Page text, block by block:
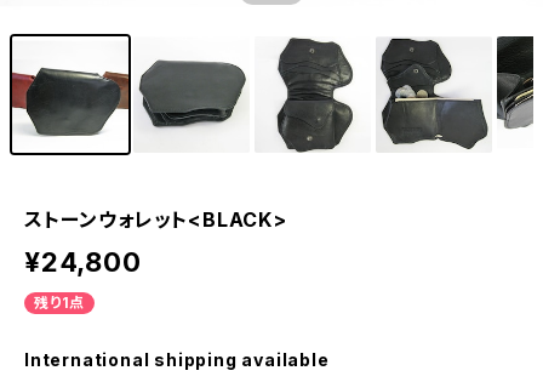
ストーンウォレット<BLACK>
¥24,800
残り1点
International shipping available